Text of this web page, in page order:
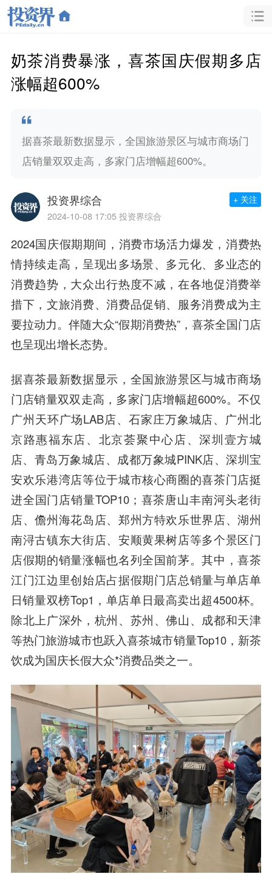
奶茶消费暴涨，喜茶国庆假期多店
涨幅超600%
据喜茶最新数据显示，全国旅游景区与城市商场门
店销量双双走高，多家门店增幅超600%。
投资界综合
2024-10-08 17:05 投资界综合
+ 关注
2024国庆假期期间，消费市场活力爆发，消费热
情持续走高，呈现出多场景、多元化、多业态的
消费趋势，大众出行热度不减，在各地促消费举
措下，文旅消费、消费品促销、服务消费成为主
要拉动力。伴随大众“假期消费热”，喜茶全国门店
也呈现出增长态势。
据喜茶最新数据显示，全国旅游景区与城市商场
门店销量双双走高，多家门店增幅超600%。不仅
广州天环广场LAB店、石家庄万象城店、广州北
京路惠福东店、北京荟聚中心店、深圳壹方城
店、青岛万象城店、成都万象城PINK店、深圳宝
安欢乐港湾店等位于城市核心商圈的喜茶门店挺
进全国门店销量TOP10；喜茶唐山丰南河头老街
店、儋州海花岛店、郑州方特欢乐世界店、湖州
南浔古镇东大街店、安顺黄果树店等多个景区门
店假期的销量涨幅也名列全国前茅。其中，喜茶
江门江边里创始店占据假期门店总销量与单店单
日销量双榜Top1，单店单日最高卖出超4500杯。
除北上广深外，杭州、苏州、佛山、成都和天津
等热门旅游城市也跃入喜茶城市销量Top10，新茶
饮成为国庆长假大众*消费品类之一。